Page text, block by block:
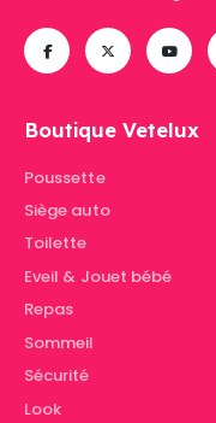
Boutique Vetelux
Poussette
Siège auto
Toilette
Eveil & Jouet bébé
Repas
Sommeil
Sécurité
Look